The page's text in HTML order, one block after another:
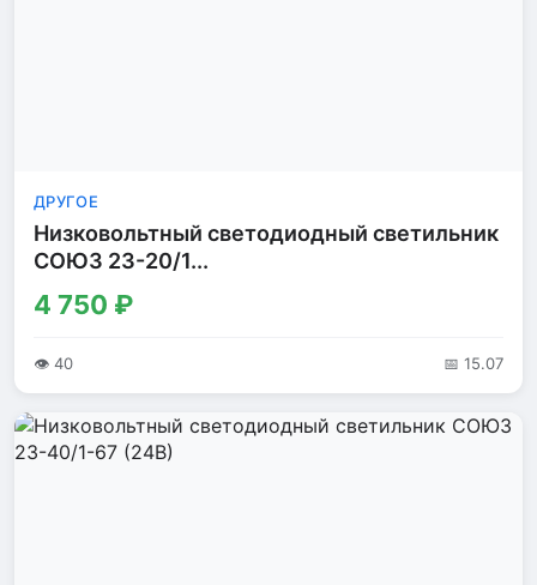
ДРУГОЕ
Низковольтный светодиодный светильник
СОЮЗ 23-20/1...
4 750 ₽
👁 40 📅 15.07